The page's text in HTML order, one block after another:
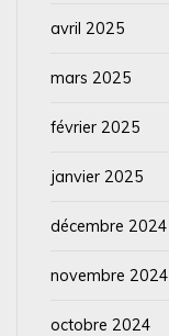
avril 2025
mars 2025
février 2025
janvier 2025
décembre 2024
novembre 2024
octobre 2024